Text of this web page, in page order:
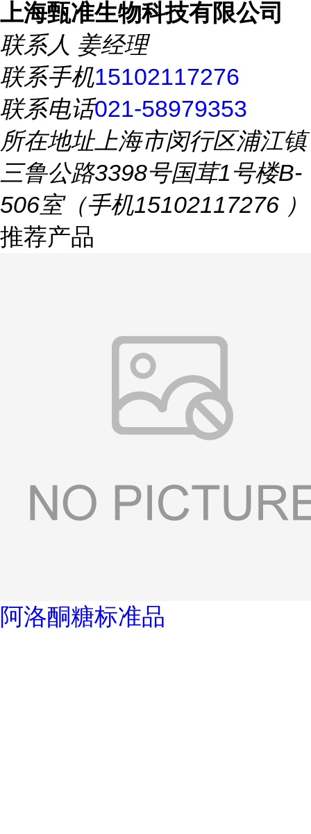
上海甄准生物科技有限公司
联系人 姜经理
联系手机15102117276
联系电话021-58979353
所在地址上海市闵行区浦江镇
三鲁公路3398号国茸1号楼B-
506室（手机15102117276 ）
推荐产品
阿洛酮糖标准品